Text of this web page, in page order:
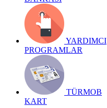
YARDIMCI
PROGRAMLAR
TÜRMOB
KART